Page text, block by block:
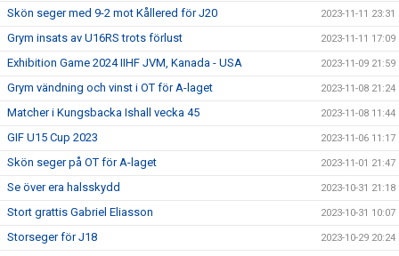
Skön seger med 9-2 mot Kållered för J20 2023-11-11 23:31
Grym insats av U16RS trots förlust 2023-11-11 17:09
Exhibition Game 2024 IIHF JVM, Kanada - USA 2023-11-09 21:59
Grym vändning och vinst i OT för A-laget 2023-11-08 21:24
Matcher i Kungsbacka Ishall vecka 45 2023-11-08 11:44
GIF U15 Cup 2023 2023-11-06 11:17
Skön seger på OT för A-laget 2023-11-01 21:47
Se över era halsskydd 2023-10-31 21:18
Stort grattis Gabriel Eliasson 2023-10-31 10:07
Storseger för J18 2023-10-29 20:24